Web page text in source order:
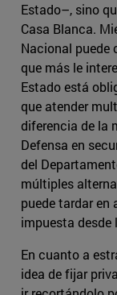
Estado–, sino
Casa Blanca.
Nacional puede
que más le
Estado está
que atender
diferencia de la
Defensa en
del
múltiples
puede tardar en
impuesta desde
En cuanto a
idea de fijar